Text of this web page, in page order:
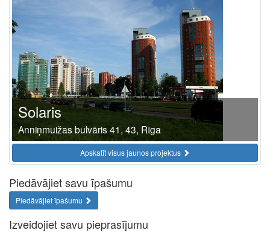
Solaris
Anniņmuižas bulvāris 41, 43, Rīga
Apskatīt visus jaunos projektus
Piedāvājiet savu īpašumu
Piedāvājiet īpašumu
Izveidojiet savu pieprasījumu